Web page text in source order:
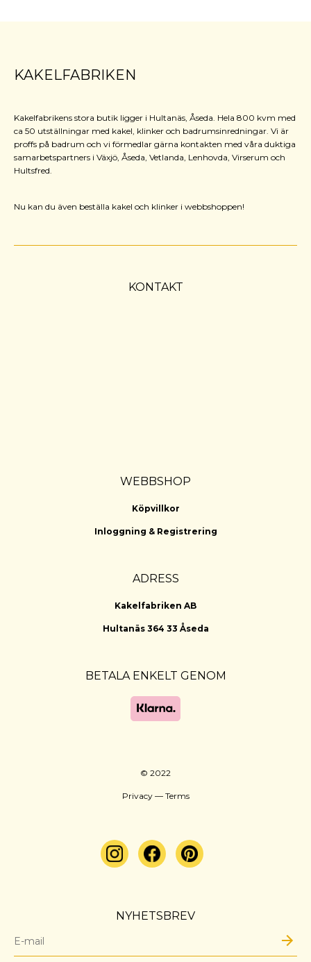
KAKELFABRIKEN
Kakelfabrikens stora butik ligger i Hultanäs, Åseda. Hela 800 kvm med
ca 50 utställningar med kakel, klinker och badrumsinredningar. Vi är
proffs på badrum och vi förmedlar gärna kontakten med våra duktiga
samarbetspartners i Växjö, Åseda, Vetlanda, Lenhovda, Virserum och
Hultsfred.
Nu kan du även beställa kakel och klinker i webbshoppen!
KONTAKT
WEBBSHOP
Köpvillkor
Inloggning & Registrering
ADRESS
Kakelfabriken AB
Hultanäs 364 33 Åseda
BETALA ENKELT GENOM
© 2022
Privacy — Terms
NYHETSBREV